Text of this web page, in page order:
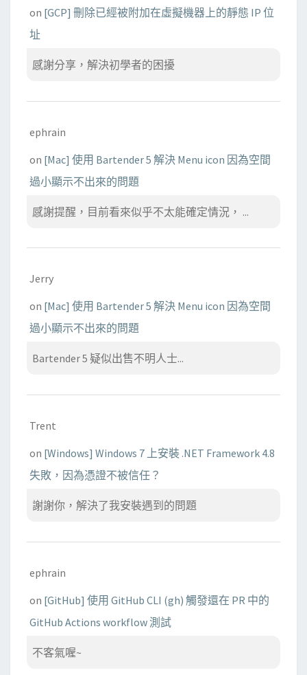
on [GCP] 刪除已經被附加在虛擬機器上的靜態 IP 位
址
感謝分享，解決初學者的困擾
ephrain
on [Mac] 使用 Bartender 5 解決 Menu icon 因為空間
過小顯示不出來的問題
感謝提醒，目前看來似乎不太能確定情況， ...
Jerry
on [Mac] 使用 Bartender 5 解決 Menu icon 因為空間
過小顯示不出來的問題
Bartender 5 疑似出售不明人士...
Trent
on [Windows] Windows 7 上安裝 .NET Framework 4.8
失敗，因為憑證不被信任？
謝謝你，解決了我安裝遇到的問題
ephrain
on [GitHub] 使用 GitHub CLI (gh) 觸發還在 PR 中的
GitHub Actions workflow 測試
不客氣喔~